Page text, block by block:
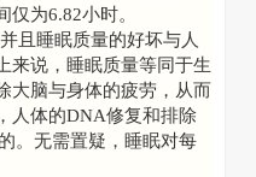
仅为6.82小时。
且睡眠质量的好坏与人
来说，睡眠质量等同于生
大脑与身体的疲劳，从而
人体的DNA修复和排除
。无需置疑，睡眠对每